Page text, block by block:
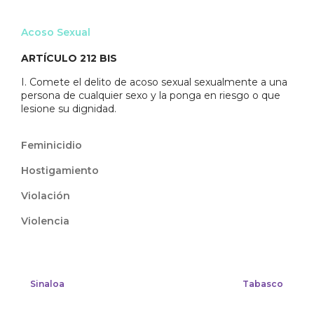
Acoso Sexual
ARTÍCULO 212 BIS
I. Comete el delito de acoso sexual sexualmente a una
persona de cualquier sexo y la ponga en riesgo o que
lesione su dignidad.
Feminicidio
Hostigamiento
Violación
Violencia
Sinaloa Tabasco